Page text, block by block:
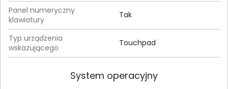
Panel numeryczny
klawiatury
Tak
Typ urządzenia
wskazującego
Touchpad
System operacyjny